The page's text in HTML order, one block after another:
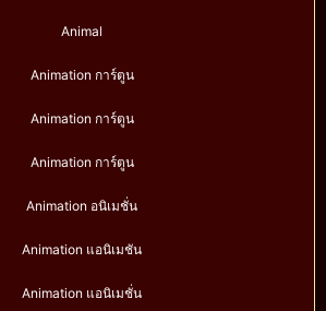
Animal
Animation การ์ตูน
Animation การ์ตูน
Animation การ์ตูน
Animation อนิเมชั่น
Animation แอนิเมชัน
Animation แอนิเมชั่น